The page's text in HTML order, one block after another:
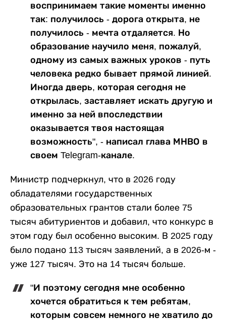
воспринимаем такие моменты именно
так: получилось - дорога открыта, не
получилось - мечта отдаляется. Но
образование научило меня, пожалуй,
одному из самых важных уроков - путь
человека редко бывает прямой линией.
Иногда дверь, которая сегодня не
открылась, заставляет искать другую и
именно за ней впоследствии
оказывается твоя настоящая
возможность", - написал глава МНВО в
своем Telegram-канале.
Министр подчеркнул, что в 2026 году
обладателями государственных
образовательных грантов стали более 75
тысяч абитуриентов и добавил, что конкурс в
этом году был особенно высоким. В 2025 году
было подано 113 тысяч заявлений, а в 2026-м -
уже 127 тысяч. Это на 14 тысяч больше.
"И поэтому сегодня мне особенно
хочется обратиться к тем ребятам,
которым совсем немного не хватило до